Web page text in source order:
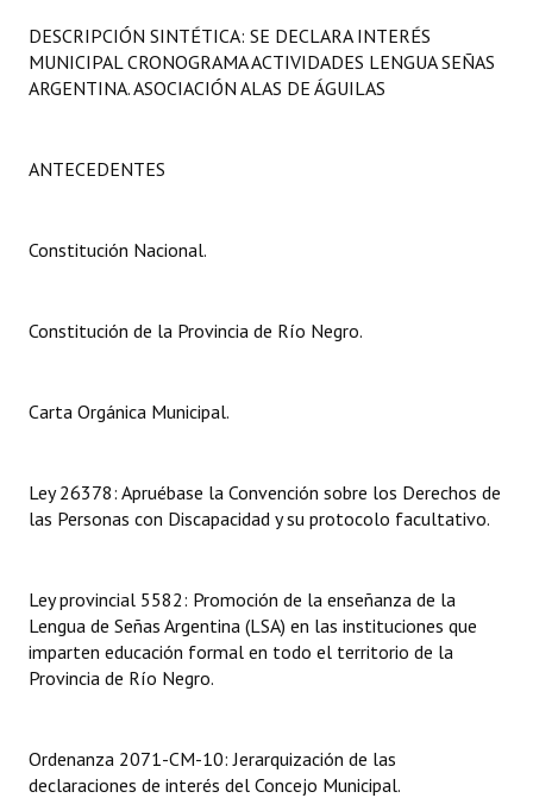
Constitución Provincial
Carta Orgánica 2007
Digesto
Informes de Gestión
Actas de Sesión
Informes de Unidad Coordinadora
Actas de Audiencias Públicas
NORMATIVA
Declaraciones
DESCRIPCIÓN SINTÉTICA: SE DECLARA INTERÉS
MUNICIPAL CRONOGRAMA ACTIVIDADES LENGUA SEÑAS
ARGENTINA. ASOCIACIÓN ALAS DE ÁGUILAS
ANTECEDENTES
Constitución Nacional.
Constitución de la Provincia de Río Negro.
Carta Orgánica Municipal.
Ley 26378: Apruébase la Convención sobre los Derechos de
las Personas con Discapacidad y su protocolo facultativo.
Ley provincial 5582: Promoción de la enseñanza de la
Lengua de Señas Argentina (LSA) en las instituciones que
imparten educación formal en todo el territorio de la
Provincia de Río Negro.
Ordenanza 2071-CM-10: Jerarquización de las
declaraciones de interés del Concejo Municipal.